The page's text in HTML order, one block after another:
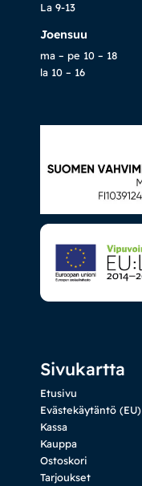
La 9-13
Joensuu
ma – pe 10 – 18
la 10 – 16
Sivukartta
Etusivu
Evästekäytäntö (EU)
Kassa
Kauppa
Ostoskori
Tarjoukset